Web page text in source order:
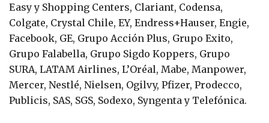
Easy y Shopping Centers, Clariant, Codensa,
Colgate, Crystal Chile, EY, Endress+Hauser, Engie,
Facebook, GE, Grupo Acción Plus, Grupo Exito,
Grupo Falabella, Grupo Sigdo Koppers, Grupo
SURA, LATAM Airlines, L’Oréal, Mabe, Manpower,
Mercer, Nestlé, Nielsen, Ogilvy, Pfizer, Prodecco,
Publicis, SAS, SGS, Sodexo, Syngenta y Telefónica.